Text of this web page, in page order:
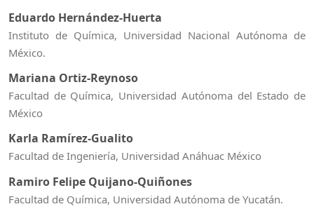
Eduardo Hernández-Huerta
Instituto de Química, Universidad Nacional Autónoma de
México.
Mariana Ortiz-Reynoso
Facultad de Química, Universidad Autónoma del Estado de
México
Karla Ramírez-Gualito
Facultad de Ingeniería, Universidad Anáhuac México
Ramiro Felipe Quijano-Quiñones
Facultad de Química, Universidad Autónoma de Yucatán.